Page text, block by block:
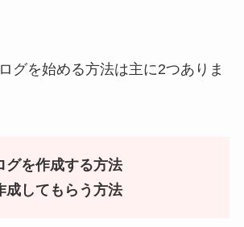
グを始める方法は主に2つありま
グを作成する方法
成してもらう方法